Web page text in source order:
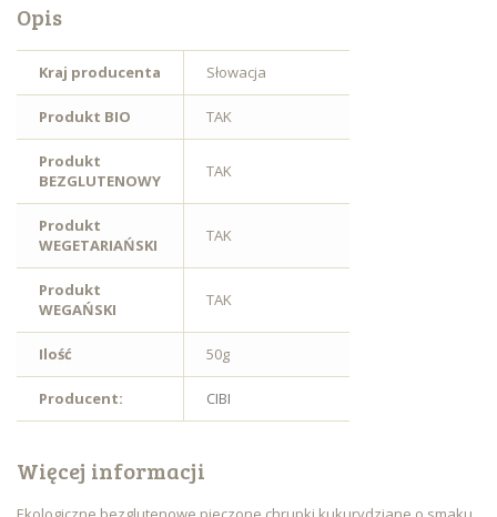
Opis
Kraj producenta Słowacja
Produkt BIO TAK
Produkt
BEZGLUTENOWY
TAK
Produkt
WEGETARIAŃSKI
TAK
Produkt
WEGAŃSKI
TAK
Ilość 50g
Producent: CIBI
Więcej informacji